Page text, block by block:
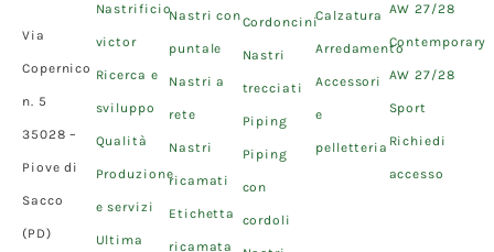
Via
Copernico
n. 5
35028 –
Piove di
Sacco
(PD)
Nastrificio
victor
Ricerca e
sviluppo
Qualità
Produzione
e servizi
Ultima
Nastri con
puntale
Nastri a
rete
Nastri
ricamati
Etichetta
ricamata
Cordoncini
Nastri
trecciati
Piping
Piping
con
cordoli
Calzatura
Arredamento
Accessori
e
pelletteria
AW 27/28
Contemporary
AW 27/28
Sport
Richiedi
accesso